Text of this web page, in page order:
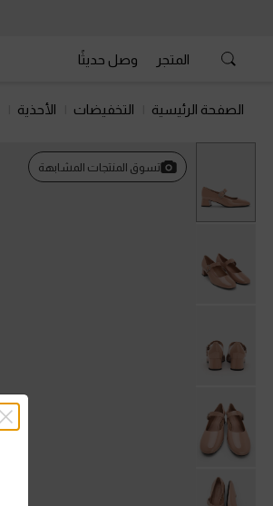
المتجر وصل حديثًا
الصفحة الرئيسية التخفيضات الأحذية
تسوق المنتجات المشابهة